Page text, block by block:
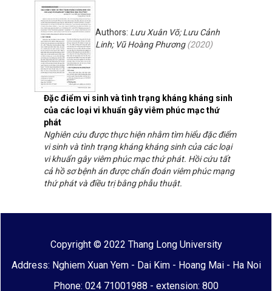
Đặc điểm vi sinh và tình trạng kháng kháng sinh
của các loại vi khuẩn gây viêm phúc mạc thứ
phát
Authors: Lưu Xuân Võ; Lưu Cảnh
Linh; Vũ Hoàng Phương(2020)
Nghiên cứu được thực hiện nhằm tìm hiểu đặc điểm
vi sinh và tình trạng kháng kháng sinh của các loại
vi khuẩn gây viêm phúc mạc thứ phát. Hồi cứu tất
cả hồ sơ bệnh án được chẩn đoán viêm phúc mạng
thứ phát và điều trị bằng phẫu thuật.
Copyright © 2022 Thang Long University
Address: Nghiem Xuan Yem - Dai Kim - Hoang Mai - Ha Noi
Phone: 024 71001988 - extension: 800